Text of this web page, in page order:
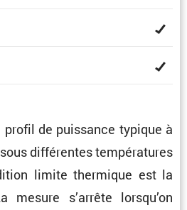
de puissance typique à
sous diffé­rentes tempé­ra­tures
limite thermique est la
mesure s’arrête lorsqu’on